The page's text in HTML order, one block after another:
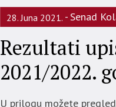
28. Juna 2021. Senad
Rezultati
2021/2022.
U prilogu možete